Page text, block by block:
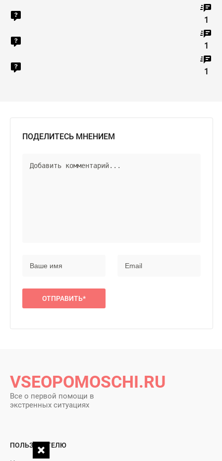
1
1
1
ПОДЕЛИТЕСЬ МНЕНИЕМ
VSEOPOMOSCHI.RU
Все о первой помощи в
экстренных ситуациях
ПОЛЬЗОВАТЕЛЮ